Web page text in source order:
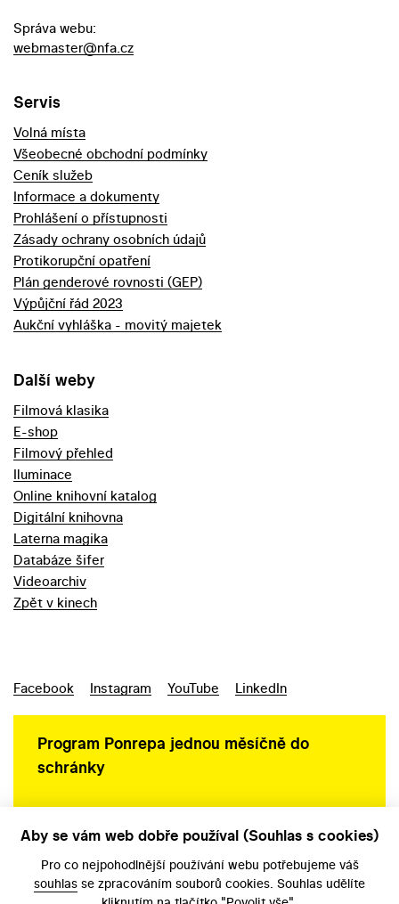
Správa webu:
webmaster@nfa.cz
Servis
Volná místa
Všeobecné obchodní podmínky
Ceník služeb
Informace a dokumenty
Prohlášení o přístupnosti
Zásady ochrany osobních údajů
Protikorupční opatření
Plán genderové rovnosti (GEP)
Výpůjční řád 2023
Aukční vyhláška - movitý majetek
Další weby
Filmová klasika
E-shop
Filmový přehled
Iluminace
Online knihovní katalog
Digitální knihovna
Laterna magika
Databáze šifer
Videoarchiv
Zpět v kinech
Facebook Instagram YouTube LinkedIn
Program Ponrepa jednou měsíčně do
schránky
Aby se vám web dobře používal (Souhlas s cookies)
Pro co nejpohodlnější používání webu potřebujeme váš
souhlas se zpracováním souborů cookies. Souhlas udělíte